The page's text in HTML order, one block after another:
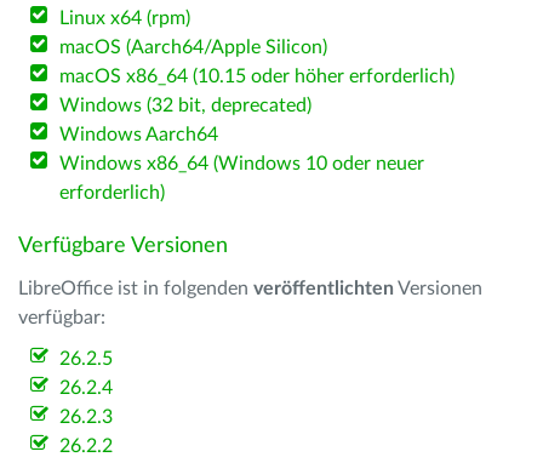
Linux x64 (rpm)
macOS (Aarch64/Apple Silicon)
macOS x86_64 (10.15 oder höher erforderlich)
Windows (32 bit, deprecated)
Windows Aarch64
Windows x86_64 (Windows 10 oder neuer
erforderlich)
Verfügbare Versionen
LibreOffice ist in folgenden veröffentlichten Versionen
verfügbar:
26.2.5
26.2.4
26.2.3
26.2.2